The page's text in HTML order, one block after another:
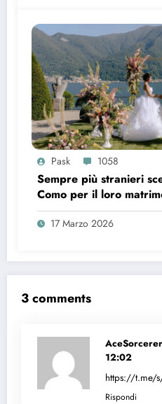
Pask 1058
Sempre più stranieri
Como per il loro
17 Marzo 2026
3 comments
AceSorcerer
12:02
https://t.me/
Rispondi